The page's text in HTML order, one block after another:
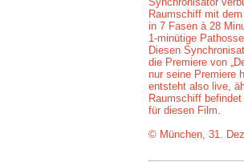
Raumschiff mit
in 7 Fasen à 28
1-minütige
Diesen
die Premiere von
nur seine Premiere
entsteht also live,
Raumschiff
für diesen Film.
© München, 31.